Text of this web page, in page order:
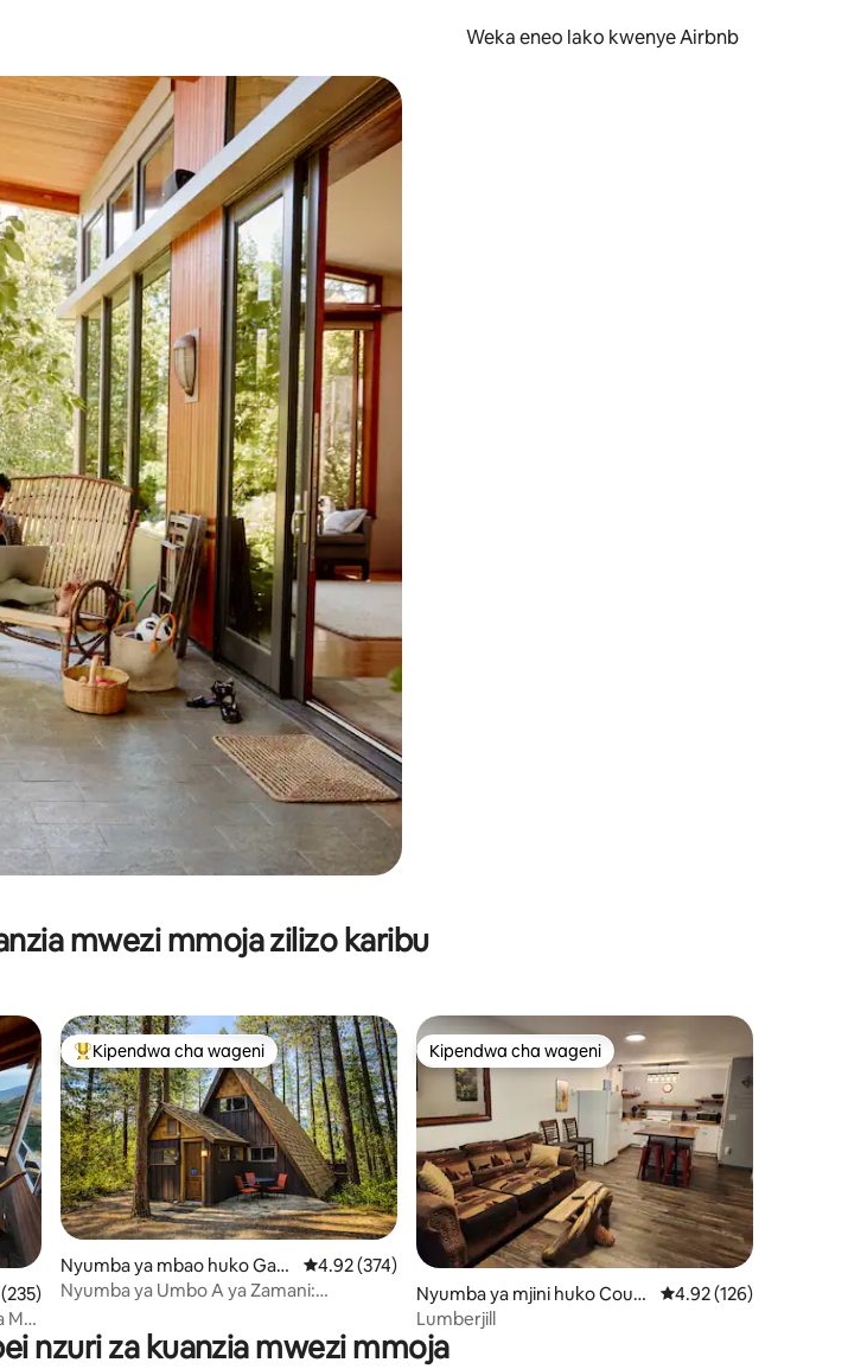
Weka eneo lako kwenye Airbnb
au uchunguze kwa kugusa au kutelezesha kidole kwenye ishara.
mwezi mmoja zilizo karibu
wa wastani wa 5 kati ya 5, tathmini 235
Mto
Kipendwa maarufu cha wageni
Kipendwa cha wageni
Nyumba ya mbao huko Gard
en Valley
Ukadiriaji wa wastani wa 4.92 kati ya 5, tathmini 374
4.92 (374)
Nyumba ya Umbo A ya Zamani:
Muunganisho
Kipendwa cha wageni
Kipendwa cha wageni
Nyumba ya mjini huko Coun
cil
Ukadiriaji wa wastani
4.92 (126)
Lumberjill
nzuri za kuanzia mwezi mmoja